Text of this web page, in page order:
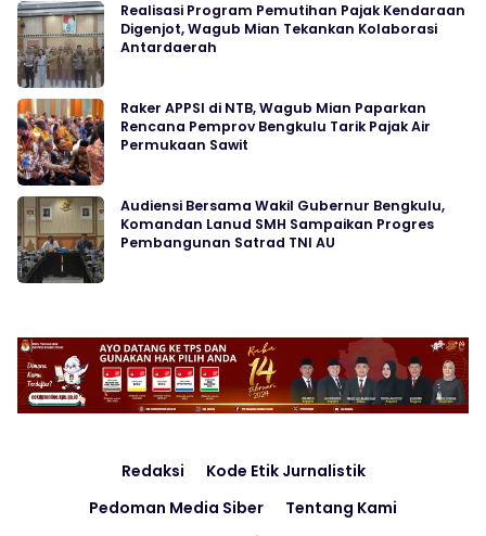
Realisasi Program Pemutihan Pajak Kendaraan
Digenjot, Wagub Mian Tekankan Kolaborasi
Antardaerah
Raker APPSI di NTB, Wagub Mian Paparkan
Rencana Pemprov Bengkulu Tarik Pajak Air
Permukaan Sawit
Audiensi Bersama Wakil Gubernur Bengkulu,
Komandan Lanud SMH Sampaikan Progres
Pembangunan Satrad TNI AU
Redaksi
Kode Etik Jurnalistik
Pedoman Media Siber
Tentang Kami